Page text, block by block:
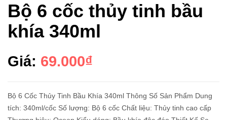
Bộ 6 cốc thủy tinh bầu
khía 340ml
Giá: 69.000₫
Bộ 6 Cốc Thủy Tinh Bầu Khía 340ml Thông Số Sản Phẩm Dung
tích: 340ml/cốc Số lượng: Bộ 6 cốc Chất liệu: Thủy tinh cao cấp